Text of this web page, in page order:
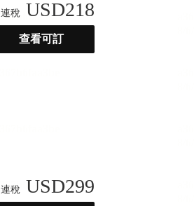
連稅 USD218
查看可訂
連稅 USD299